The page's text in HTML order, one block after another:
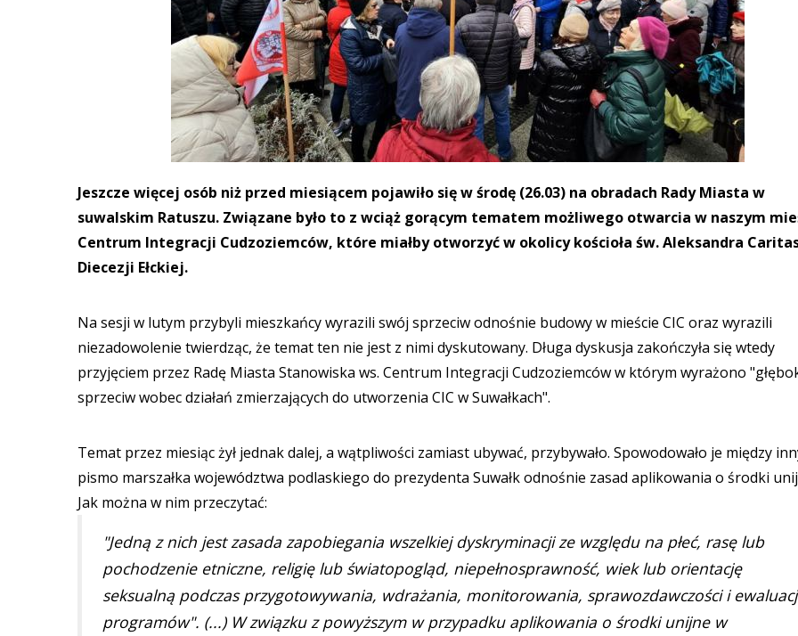
Jeszcze więcej osób niż przed miesiącem pojawiło się w środę (26.03) na obradach Rady Miasta w
suwalskim Ratuszu. Związane było to z wciąż gorącym tematem możliwego otwarcia w naszym
Centrum Integracji Cudzoziemców, które miałby otworzyć w okolicy kościoła św. Aleksandra
Diecezji Ełckiej.
Na sesji w lutym przybyli mieszkańcy wyrazili swój sprzeciw odnośnie budowy w mieście CIC oraz wyrazili
niezadowolenie twierdząc, że temat ten nie jest z nimi dyskutowany. Długa dyskusja zakończyła się wtedy
przyjęciem przez Radę Miasta Stanowiska ws. Centrum Integracji Cudzoziemców w którym wyrażono
sprzeciw wobec działań zmierzających do utworzenia CIC w Suwałkach".
Temat przez miesiąc żył jednak dalej, a wątpliwości zamiast ubywać, przybywało. Spowodowało je między
pismo marszałka województwa podlaskiego do prezydenta Suwałk odnośnie zasad aplikowania o środki
Jak można w nim przeczytać:
"Jedną z nich jest zasada zapobiegania wszelkiej dyskryminacji ze względu na płeć, rasę lub
pochodzenie etniczne, religię lub światopogląd, niepełnosprawność, wiek lub orientację
seksualną podczas przygotowywania, wdrażania, monitorowania, sprawozdawczości i
programów". (...) W związku z powyższym w przypadku aplikowania o środki unijne w